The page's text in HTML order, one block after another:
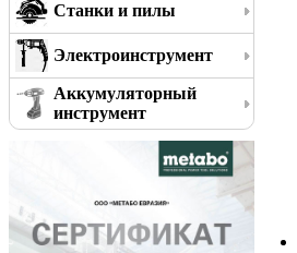
Станки и пилы
Электроинструмент
Аккумуляторный
инструмент